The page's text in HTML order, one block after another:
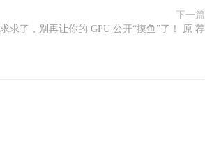
下一篇
求求了，别再让你的 GPU 公开“摸鱼”了！ 原 荐